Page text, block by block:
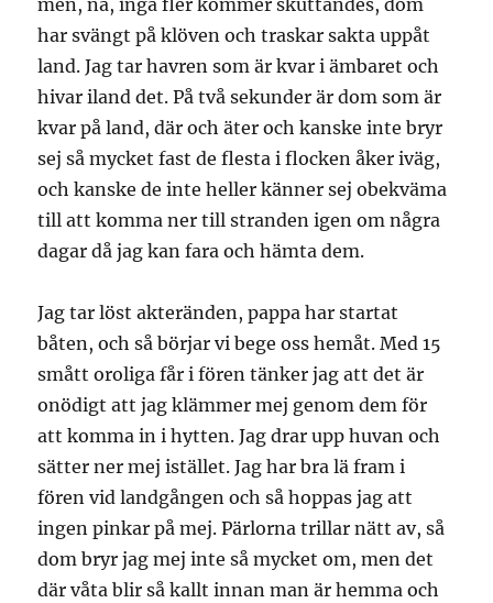
men, nä, inga fler kommer skuttandes, dom
har svängt på klöven och traskar sakta uppåt
land. Jag tar havren som är kvar i ämbaret och
hivar iland det. På två sekunder är dom som är
kvar på land, där och äter och kanske inte bryr
sej så mycket fast de flesta i flocken åker iväg,
och kanske de inte heller känner sej obekväma
till att komma ner till stranden igen om några
dagar då jag kan fara och hämta dem.
Jag tar löst akteränden, pappa har startat
båten, och så börjar vi bege oss hemåt. Med 15
smått oroliga får i fören tänker jag att det är
onödigt att jag klämmer mej genom dem för
att komma in i hytten. Jag drar upp huvan och
sätter ner mej istället. Jag har bra lä fram i
fören vid landgången och så hoppas jag att
ingen pinkar på mej. Pärlorna trillar nätt av, så
dom bryr jag mej inte så mycket om, men det
där våta blir så kallt innan man är hemma och